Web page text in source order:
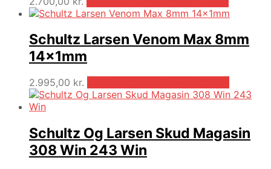
Schultz Larsen Venom Max 8mm
14x1mm
2.995,00 kr.
Schultz Og Larsen Skud Magasin
308 Win 243 Win